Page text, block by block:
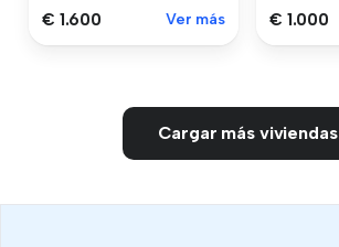
€ 1.600 Ver más € 1.000
Cargar más viviendas